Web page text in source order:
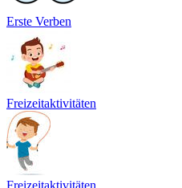
Erste Verben
Freizeitaktivitäten